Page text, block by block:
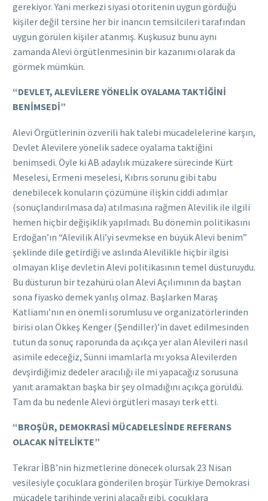
gerekiyor. Yani merkezi siyasi otoritenin uygun gördüğü
kişiler değil tersine her bir inancın temsilcileri tarafından
uygun görülen kişiler atanmış. Kuşkusuz bunu aynı
zamanda Alevi örgütlenmesinin bir kazanımı olarak da
görmek mümkün.
“DEVLET, ALEVİLERE YÖNELİK OYALAMA TAKTİĞİNİ
BENİMSEDİ”
Alevi Örgütlerinin özverili hak talebi mücadelelerine karşın,
Devlet Alevilere yönelik sadece oyalama taktiğini
benimsedi. Öyle ki AB adaylık müzakere sürecinde Kürt
Meselesi, Ermeni meselesi, Kıbrıs sorunu gibi tabu
denebilecek konuların çözümüne ilişkin ciddi adımlar
(sonuçlandırılmasa da) atılmasına rağmen Alevilik ile ilgili
hemen hiçbir değişiklik yapılmadı. Bu dönemin politikasını
Erdoğan’ın “Alevilik Ali’yi sevmekse en büyük Alevi benim”
şeklinde dile getirdiği ve aslında Alevilikle hiçbir ilgisi
olmayan klişe devletin Alevi politikasının temel düsturuydu.
Bu düsturun bir tezahürü olan Alevi Açılımının da baştan
sona fiyasko demek yanlış olmaz. Başlarken Maraş
Katliamı’nın en önemli sorumlusu ve organizatörlerinden
birisi olan Ökkeş Kenger (Şendiller)’in davet edilmesinden
tutun da sonuç raporunda da açıkça yer alan Alevileri nasıl
asimile edeceğiz, Sünni imamlarla mı yoksa Alevilerden
devşirdiğimiz dedeler aracılığı ile mi yapacağız sorusuna
yanıt aramaktan başka bir şey olmadığını açıkça görüldü.
Tam da bu nedenle Alevi örgütleri masayı terk etti.
“BROŞÜR, DEMOKRASİ MÜCADELESİNDE REFERANS
OLACAK NİTELİKTE”
Tekrar İBB’nin hizmetlerine dönecek olursak 23 Nisan
vesilesiyle çocuklara gönderilen broşür Türkiye Demokrasi
mücadele tarihinde yerini alacağı gibi, çocuklara